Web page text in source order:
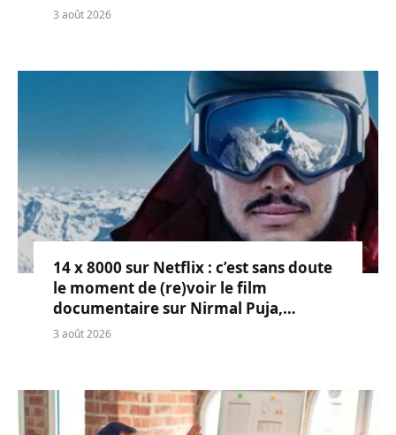
3 août 2026
14 x 8000 sur Netflix : c’est sans doute
le moment de (re)voir le film
documentaire sur Nirmal Puja,
l’alpiniste décédé
3 août 2026